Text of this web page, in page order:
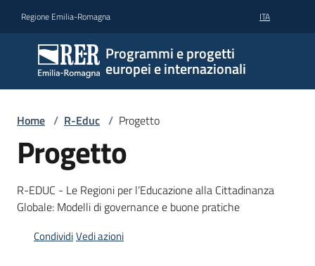
Regione Emilia-Romagna ITA
Programmi e progetti
europei e internazionali
Home / R-Educ / Progetto
Progetto
R-EDUC - Le Regioni per l’Educazione alla Cittadinanza
Globale: Modelli di governance e buone pratiche
CondividiVedi azioni